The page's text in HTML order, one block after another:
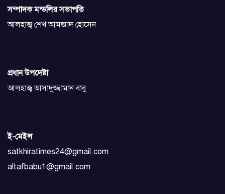
সম্পাদক মন্ডলির সভাপতি
আলহাজ্ব শেখ আমজাদ হোসেন
প্রধান উপদেষ্টা
আলহাজ্ব আসাদুজ্জামান বাবু
ই-মেইল
satkhiratimes24@gmail.com
altafbabu1@gmail.com